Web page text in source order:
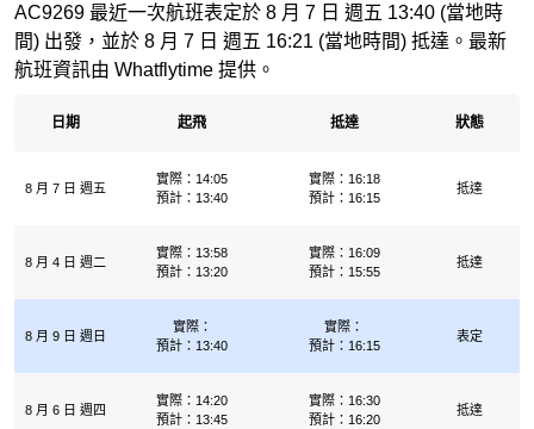
AC9269 最近一次航班表定於 8 月 7 日 週五 13:40 (當地時
間) 出發，並於 8 月 7 日 週五 16:21 (當地時間) 抵達。最新
航班資訊由 Whatflytime 提供。
日期 起飛 抵達 狀態
8 月 7 日 週五
實際：14:05
預計：13:40
實際：16:18
預計：16:15
抵達
8 月 4 日 週二
實際：13:58
預計：13:20
實際：16:09
預計：15:55
抵達
8 月 9 日 週日
實際：
預計：13:40
實際：
預計：16:15
表定
8 月 6 日 週四
實際：14:20
預計：13:45
實際：16:30
預計：16:20
抵達